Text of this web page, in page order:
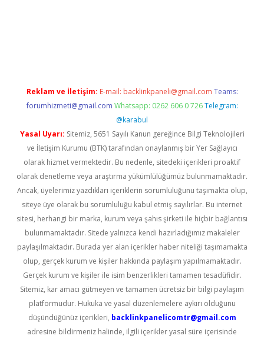
Reklam ve İletişim: E-mail: backlinkpaneli@gmail.com Teams:
forumhizmeti@gmail.com Whatsapp: 0262 606 0 726 Telegram:
@karabul
Yasal Uyarı: Sitemiz, 5651 Sayılı Kanun gereğince Bilgi Teknolojileri
ve İletişim Kurumu (BTK) tarafından onaylanmış bir Yer Sağlayıcı
olarak hizmet vermektedir. Bu nedenle, sitedeki içerikleri proaktif
olarak denetleme veya araştırma yükümlülüğümüz bulunmamaktadır.
Ancak, üyelerimiz yazdıkları içeriklerin sorumluluğunu taşımakta olup,
siteye üye olarak bu sorumluluğu kabul etmiş sayılırlar. Bu internet
sitesi, herhangi bir marka, kurum veya şahıs şirketi ile hiçbir bağlantısı
bulunmamaktadır. Sitede yalnızca kendi hazırladığımız makaleler
paylaşılmaktadır. Burada yer alan içerikler haber niteliği taşımamakta
olup, gerçek kurum ve kişiler hakkında paylaşım yapılmamaktadır.
Gerçek kurum ve kişiler ile isim benzerlikleri tamamen tesadüfidir.
Sitemiz, kar amacı gütmeyen ve tamamen ücretsiz bir bilgi paylaşım
platformudur. Hukuka ve yasal düzenlemelere aykırı olduğunu
düşündüğünüz içerikleri, backlinkpanelicomtr@gmail.com
adresine bildirmeniz halinde, ilgili içerikler yasal süre içerisinde